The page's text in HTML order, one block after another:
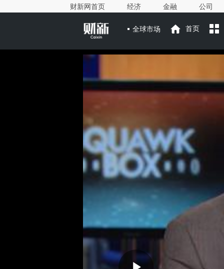
财新网首页 经济 金融 公司
全球市场 首页